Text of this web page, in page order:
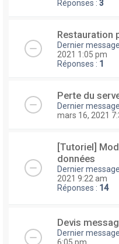
Réponses : 3
Restauration
Dernier
2021 1:05 pm
Réponses : 1
Perte du
Dernier
mars 16, 2021
[Tutoriel]
données
Dernier
2021 9:22 am
Réponses : 14
Devis
Dernier